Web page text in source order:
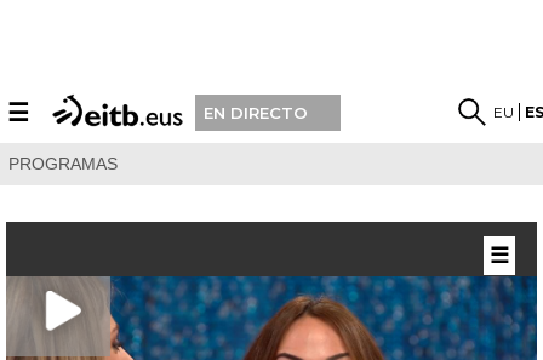
☰ EN DIRECTO EU
PROGRAMAS
☰